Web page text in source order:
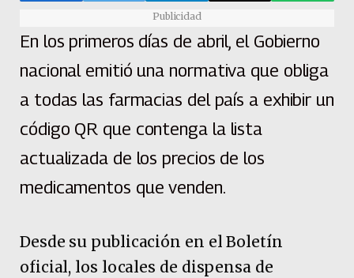
Publicidad
En los primeros días de abril, el Gobierno
nacional emitió una normativa que obliga
a todas las farmacias del país a exhibir un
código QR que contenga la lista
actualizada de los precios de los
medicamentos que venden.
Desde su publicación en el Boletín
oficial, los locales de dispensa de